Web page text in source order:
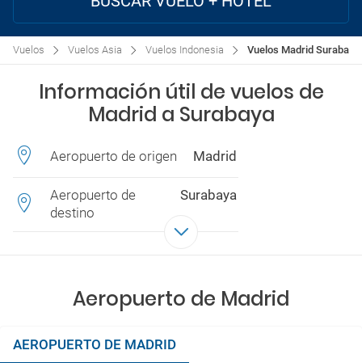
Vuelos Vuelos Asia Vuelos Indonesia Vuelos Madrid Surabaya
Información útil de vuelos de
Madrid a Surabaya
Aeropuerto de origen Madrid
Aeropuerto de
destino
Surabaya
Aeropuerto de Madrid
AEROPUERTO DE MADRID